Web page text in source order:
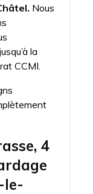
Nous
la
CCMI.
4
le-